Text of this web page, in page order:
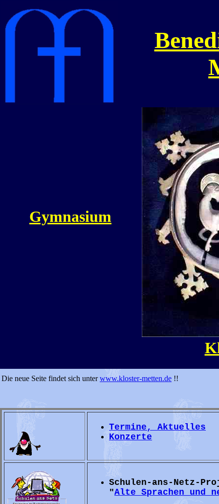
Gymnasium
Die neue Seite findet sich unterwww.kloster-metten.de !!
Termine, Aktuelles
Konzerte
Schulen-ans-Netz-
"Alte Sprachen und